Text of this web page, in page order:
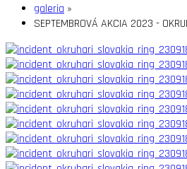
galeria »
SEPTEMBROVÁ AKCIA 2023 -